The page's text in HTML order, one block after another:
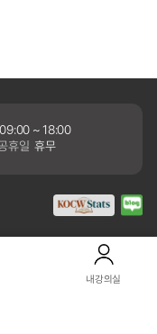
09:00 ~ 18:00
휴일 휴무
)41061
내강의실